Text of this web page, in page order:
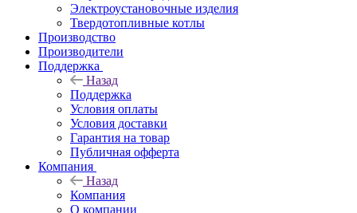
Электроустановочные изделия
Твердотопливные котлы
Производство
Производители
Поддержка
Назад
Поддержка
Условия оплаты
Условия доставки
Гарантия на товар
Публичная офферта
Компания
Назад
Компания
О компании